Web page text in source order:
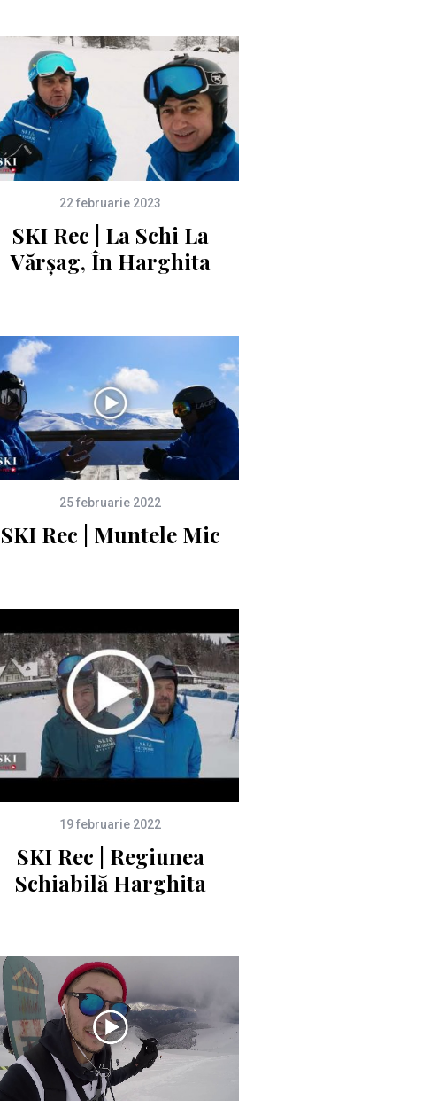
22 februarie 2023
SKI Rec | La Schi La
Vărșag, În Harghita
25 februarie 2022
SKI Rec | Muntele Mic
19 februarie 2022
SKI Rec | Regiunea
Schiabilă Harghita